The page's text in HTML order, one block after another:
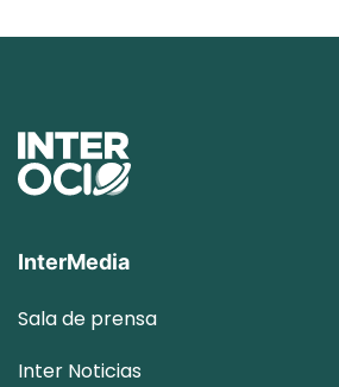
InterMedia
Sala de prensa
Inter Noticias